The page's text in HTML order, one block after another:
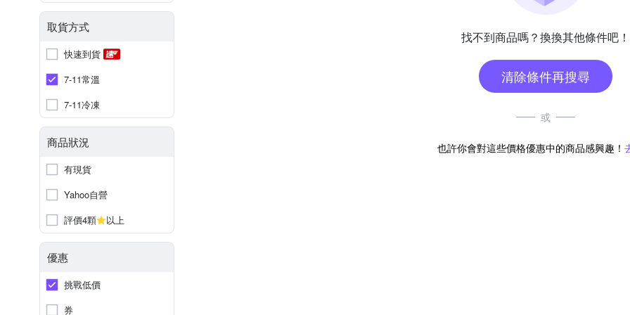
取貨方式
快速到貨
7-11常溫
7-11冷凍
商品狀況
有現貨
Yahoo自營
評價4顆
以上
優惠
挑戰低價
券
找不到商品嗎？換換其他條件吧！
清除條件再搜尋
或
也許你會對這些價格優惠中的商品感興趣！